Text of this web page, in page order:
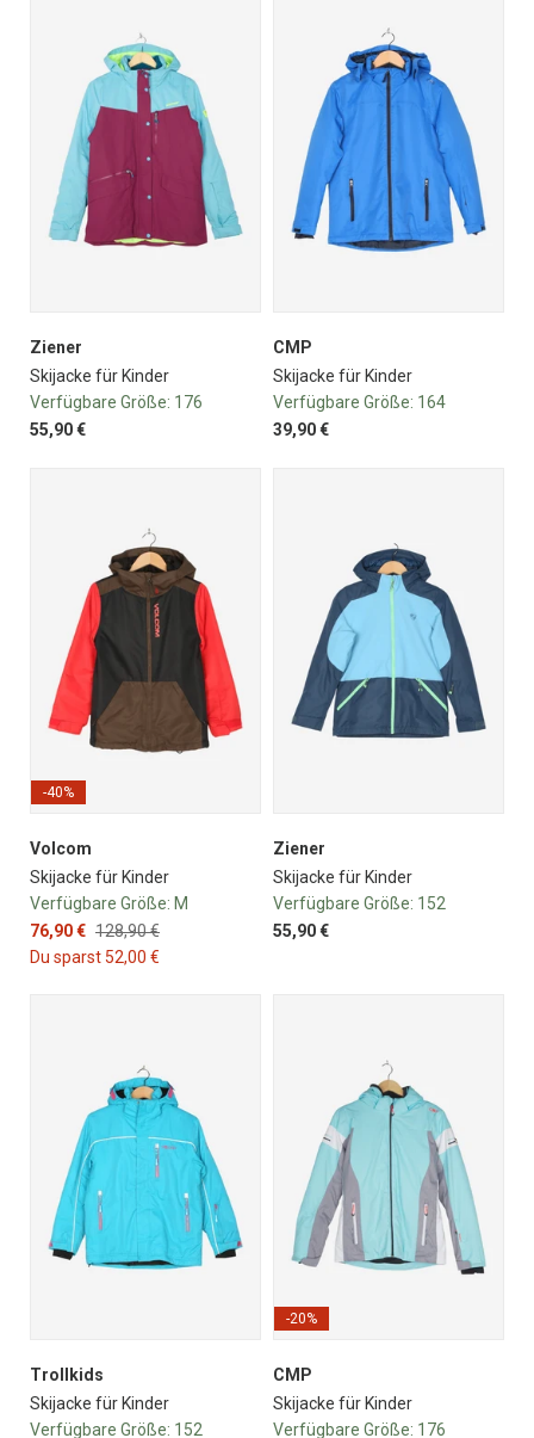
Ziener
Skijacke für Kinder
Verfügbare Größe: 176
55,90 €
CMP
Skijacke für Kinder
Verfügbare Größe: 164
39,90 €
-40%
Volcom
Skijacke für Kinder
Verfügbare Größe: M
76,90 € 128,90 €
Du sparst 52,00 €
Ziener
Skijacke für Kinder
Verfügbare Größe: 152
55,90 €
Trollkids
Skijacke für Kinder
Verfügbare Größe: 152
-20%
CMP
Skijacke für Kinder
Verfügbare Größe: 176